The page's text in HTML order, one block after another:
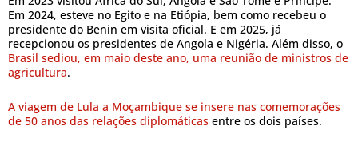
Em 2024, esteve no Egito e na Etiópia, bem como recebeu o
presidente do Benin em visita oficial. E em 2025, já
recepcionou os presidentes de Angola e Nigéria. Além disso, o
Brasil sediou, em maio deste ano, uma reunião de ministros de
agricultura.
A viagem de Lula a Moçambique se insere nas comemorações
de 50 anos das relações diplomáticas entre os dois países.